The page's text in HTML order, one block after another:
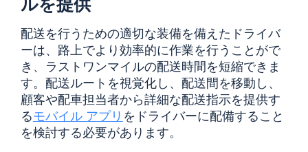
ルを提供
配送を行うための適切な装備を備えたドライバ
ーは、路上でより効率的に作業を行うことがで
き、ラストワンマイルの配送時間を短縮できま
す。配送ルートを視覚化し、配送間を移動し、
顧客や配車担当者から詳細な配送指示を提供す
るモバイル アプリ をドライバーに配備すること
を検討する必要があります。